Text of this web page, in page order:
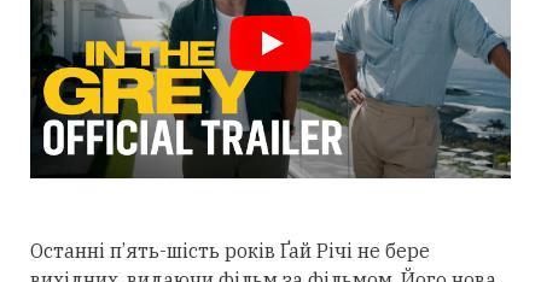
Останні п’ять-шість років Ґай Річі не бере